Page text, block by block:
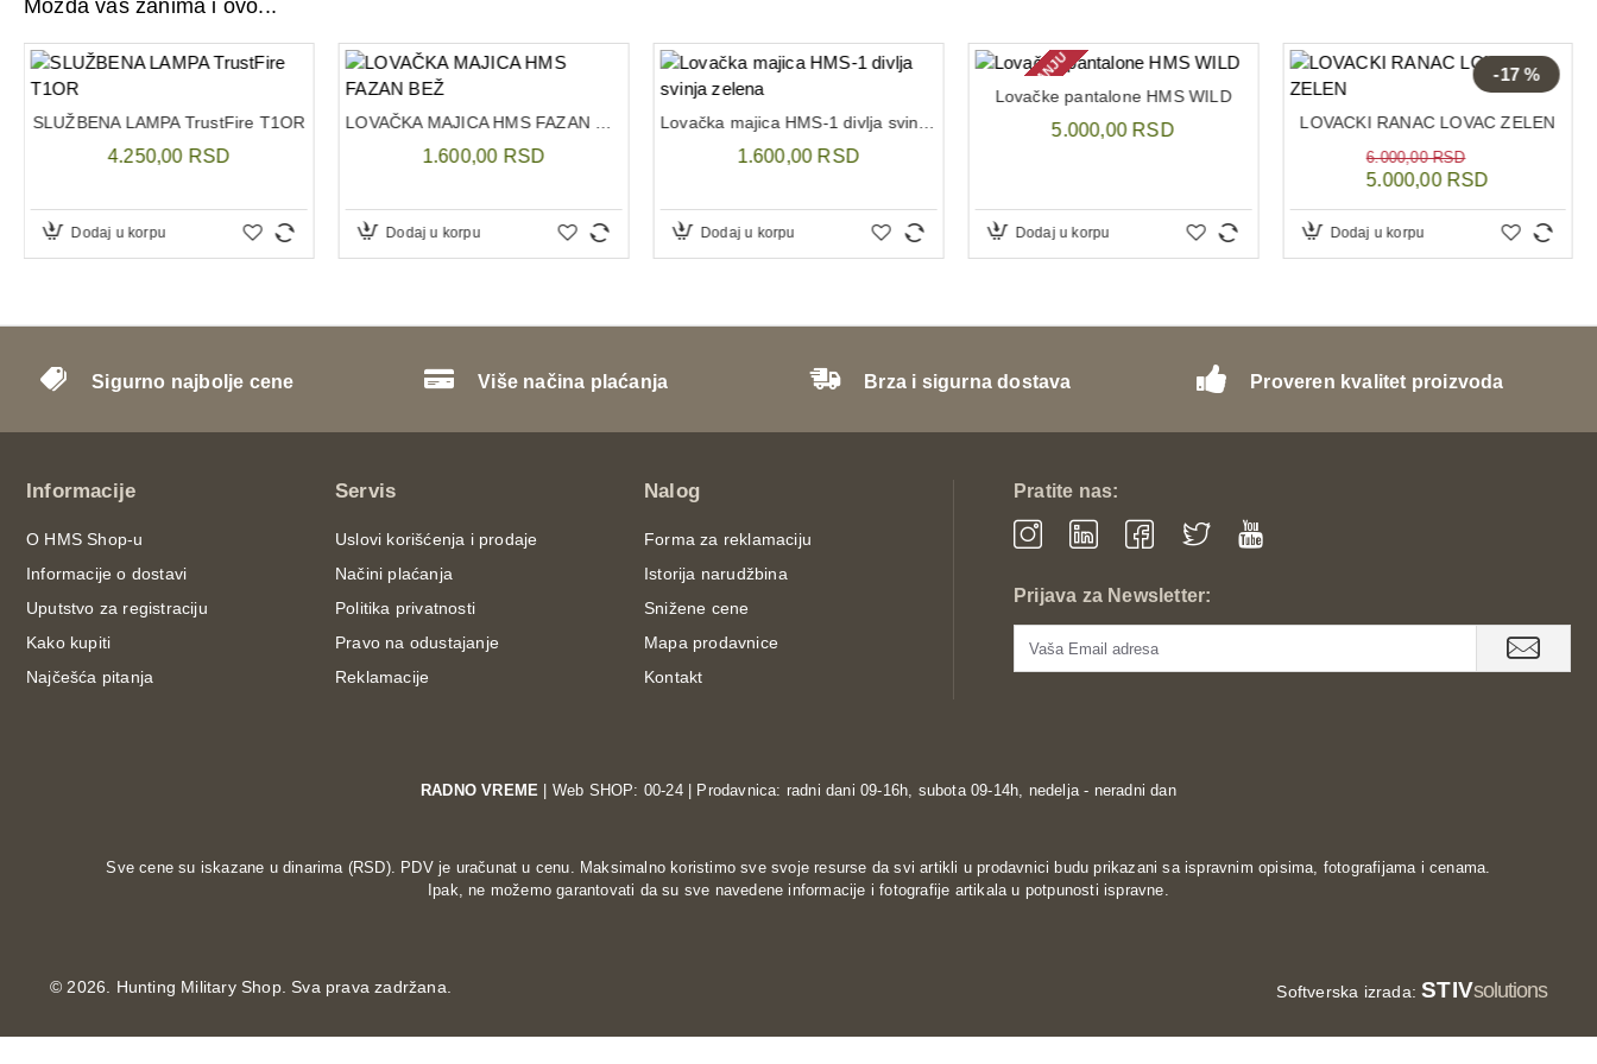
Možda vas zanima i ovo...
SLUŽBENA LAMPA TrustFire T1OR
4.250,00 RSD
Dodaj u korpu
LOVAČKA MAJICA HMS FAZAN BEŽ
1.600,00 RSD
Dodaj u korpu
Lovačka majica HMS-1 divlja svinja zelena
1.600,00 RSD
Dodaj u korpu
NEMA NA STANJU
Lovačke pantalone HMS WILD
5.000,00 RSD
Dodaj u korpu
-17 %
LOVACKI RANAC LOVAC ZELEN
5.000,00 RSD
6.000,00 RSD
Dodaj u korpu
Sigurno najbolje cene Više načina plaćanja Brza i sigurna dostava Proveren kvalitet proizvoda
Informacije
O HMS Shop-u
Informacije o dostavi
Uputstvo za registraciju
Kako kupiti
Najčešća pitanja
Servis
Uslovi korišćenja i prodaje
Načini plaćanja
Politika privatnosti
Pravo na odustajanje
Reklamacije
Nalog
Forma za reklamaciju
Istorija narudžbina
Snižene cene
Mapa prodavnice
Kontakt
Pratite nas:
Prijava za Newsletter:
RADNO VREME | Web SHOP: 00-24 | Prodavnica: radni dani 09-16h, subota 09-14h, nedelja - neradni dan
Sve cene su iskazane u dinarima (RSD). PDV je uračunat u cenu. Maksimalno koristimo sve svoje resurse da svi artikli u prodavnici budu prikazani sa ispravnim opisima, fotografijama i cenama.
Ipak, ne možemo garantovati da su sve navedene informacije i fotografije artikala u potpunosti ispravne.
©2026. Hunting Military Shop. Sva prava zadržana. Softverska izrada:STIVsolutions